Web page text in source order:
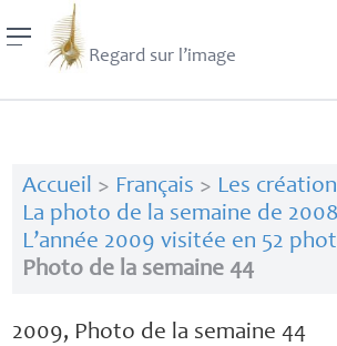
Regard sur l’image
Accueil > Français > Les
La photo de la semaine de
L’année 2009 visitée en 52
Photo de la semaine 44
2009, Photo de la semaine 44